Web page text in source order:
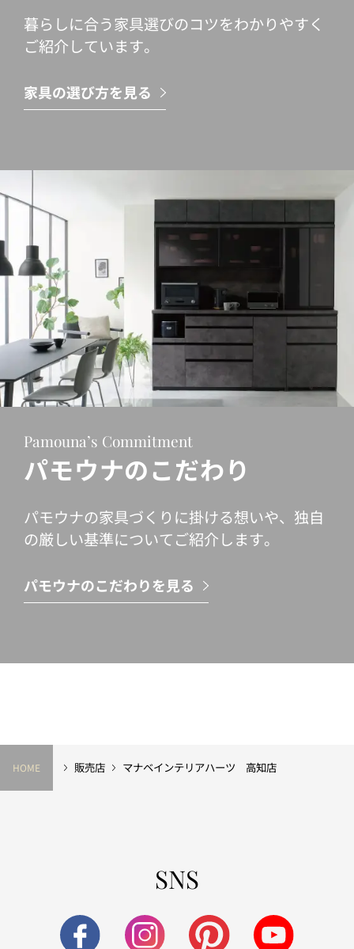
暮らしに合う家具選びのコツをわかりやすく
ご紹介しています。
家具の選び方を見る
Pamouna’s Commitment
パモウナのこだわり
パモウナの家具づくりに掛ける想いや、独自
の厳しい基準についてご紹介します。
パモウナのこだわりを見る
HOME 販売店 マナベインテリアハーツ 高知店
SNS